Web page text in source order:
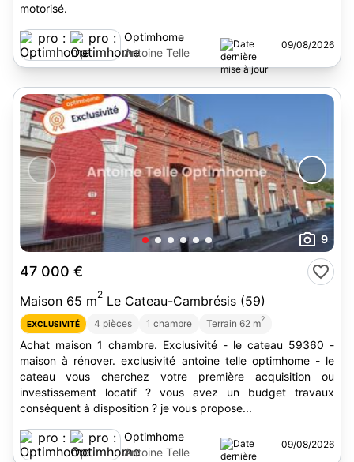
motorisé.
Optimhome
Antoine Telle
09/08/2026
9
47 000 €
Maison 65 m2 Le Cateau-Cambrésis (59)
EXCLUSIVITÉ 4 pièces 1 chambre Terrain 62 m2
Achat maison 1 chambre. Exclusivité - le cateau 59360 -
maison à rénover. exclusivité antoine telle optimhome - le
cateau vous cherchez votre première acquisition ou
investissement locatif ? vous avez un budget travaux
conséquent à disposition ? je vous propose...
Optimhome
Antoine Telle
09/08/2026